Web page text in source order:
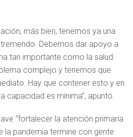
más bien, tenemos ya una
Debemos dar apoyo a
tan importante como la salud
complejo y tenemos que
Hay que contener esto y en
capacidad es mínima”, apuntó.
“fortalecer la atención primaria
la pandemia termine con gente